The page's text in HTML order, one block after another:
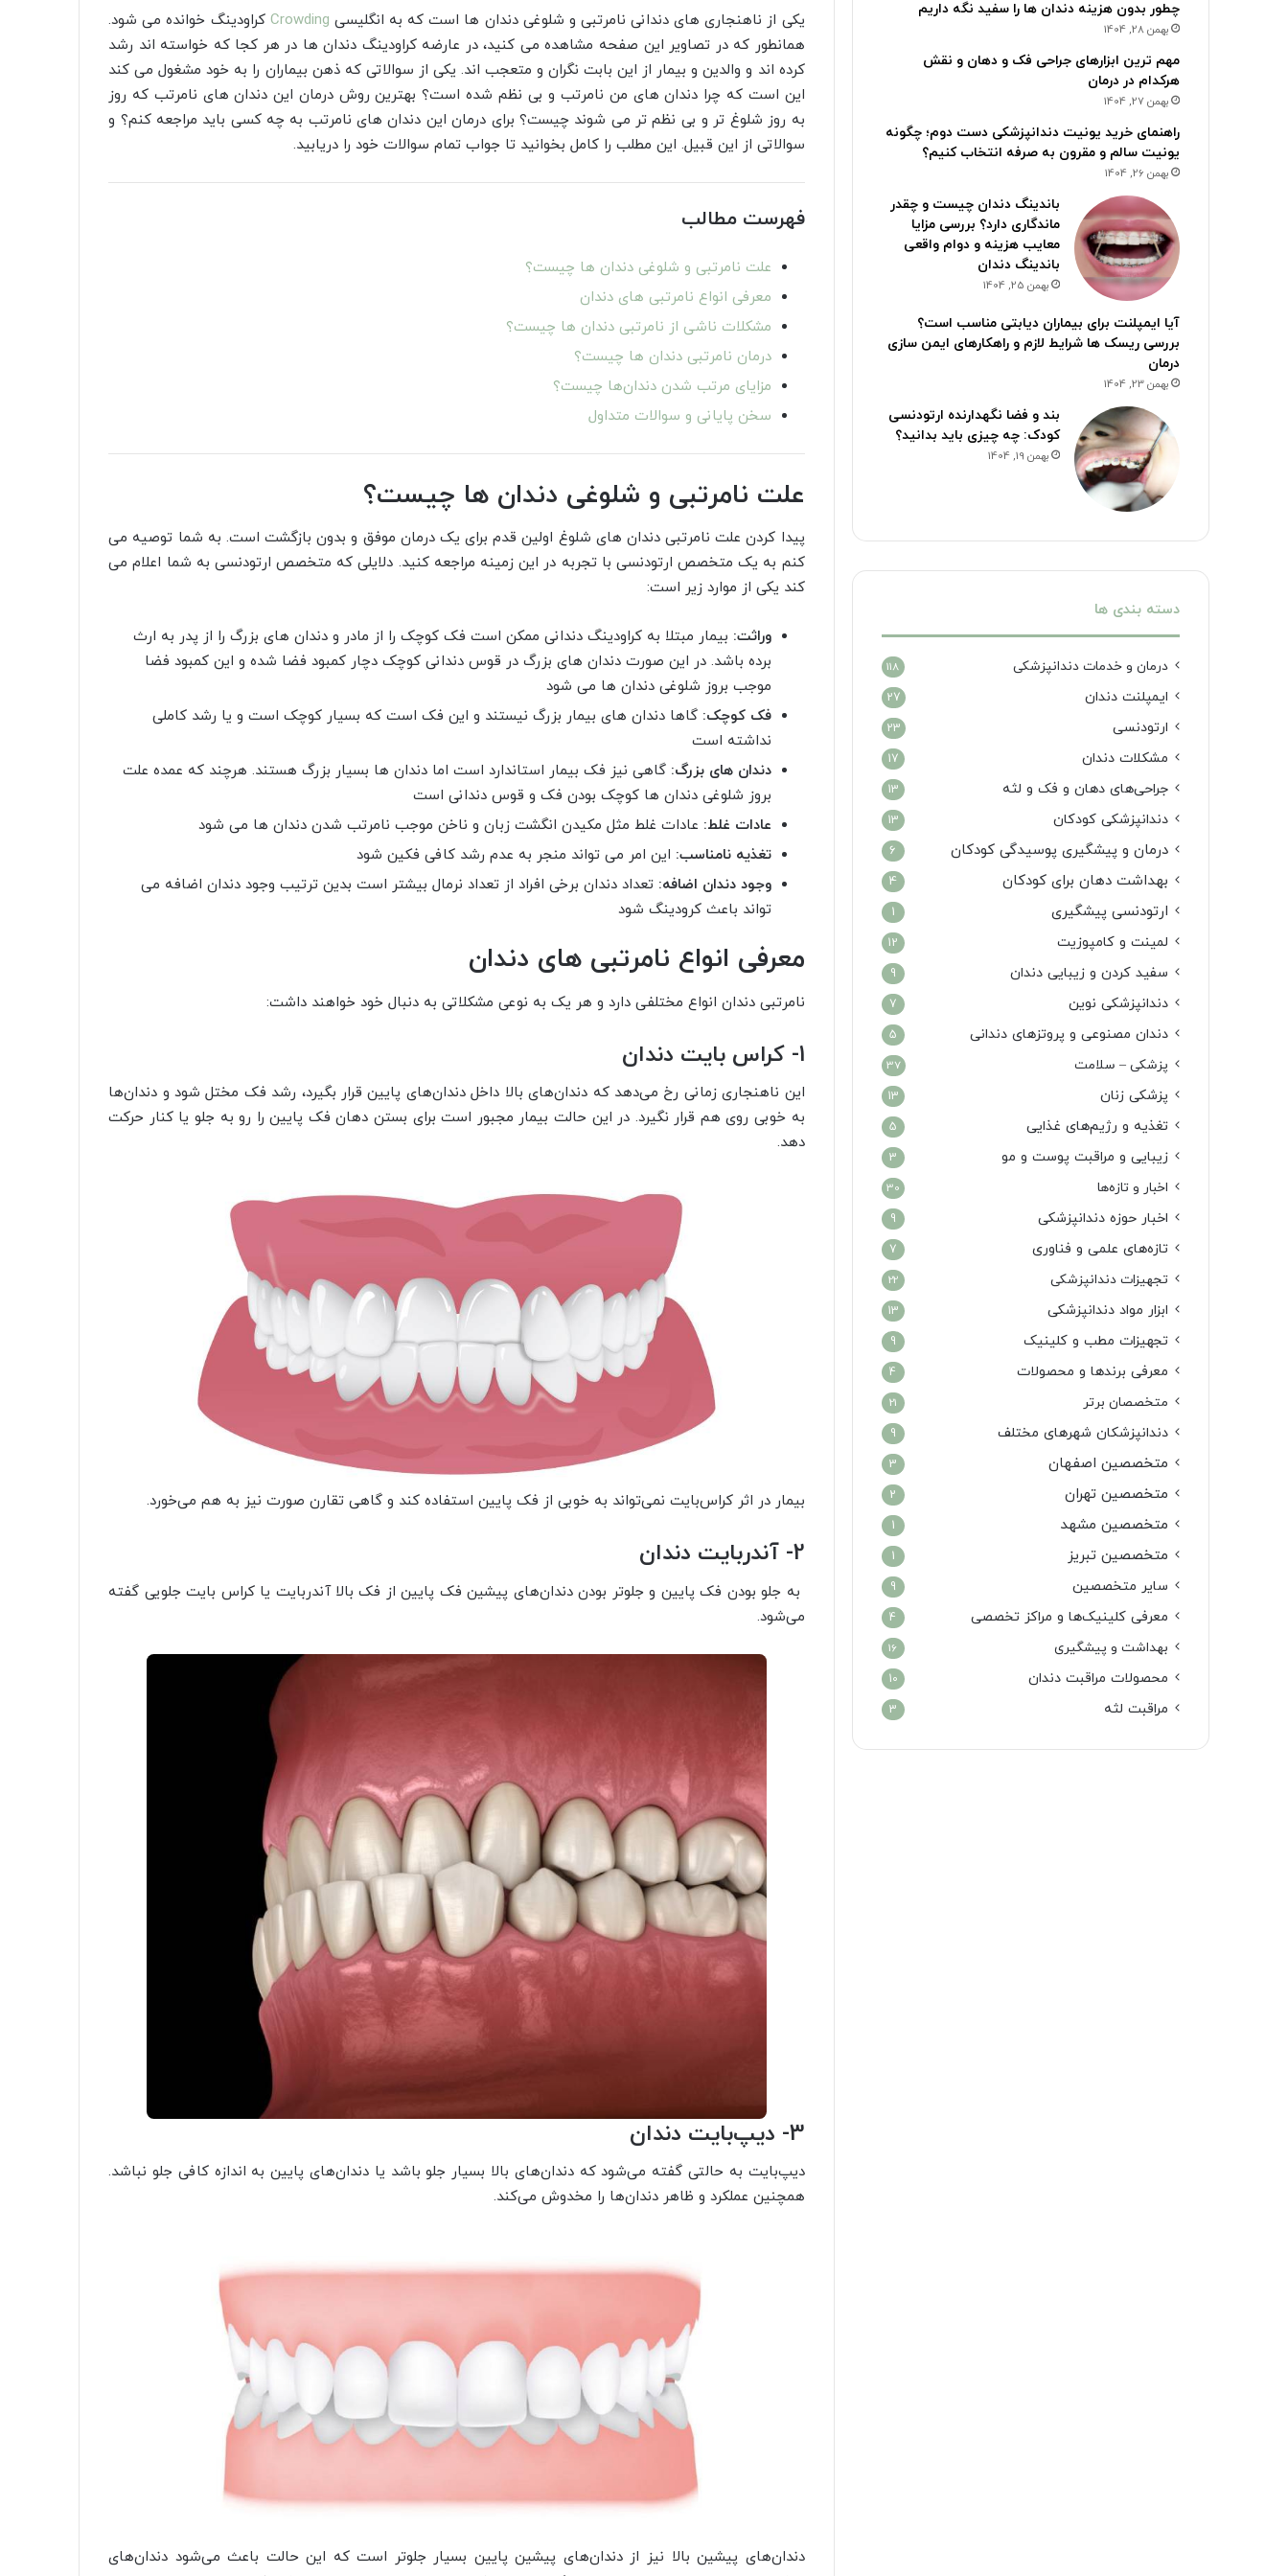
یکی از ناهنجاری های دندانی نامرتبی و شلوغی دندان ها است که به انگلیسی Crowding کراودینگ خوانده می شود.
همانطور که در تصاویر این صفحه مشاهده می کنید، در عارضه کراودینگ دندان ها در هر کجا که خواسته اند رشد
کرده اند و والدین و بیمار از این بابت نگران و متعجب اند. یکی از سوالاتی که ذهن بیماران را به خود مشغول می کند
این است که چرا دندان های من نامرتب و بی نظم شده است؟ بهترین روش درمان این دندان های نامرتب که روز
به روز شلوغ تر و بی نظم تر می شوند چیست؟ برای درمان این دندان های نامرتب به چه کسی باید مراجعه کنم؟ و
سوالاتی از این قبیل. این مطلب را کامل بخوانید تا جواب تمام سوالات خود را دریابید.
فهرست مطالب
علت نامرتبی و شلوغی دندان ها چیست؟
معرفی انواع نامرتبی های دندان
مشکلات ناشی از نامرتبی دندان ها چیست؟
درمان نامرتبی دندان ها چیست؟
مزایای مرتب شدن دندان‌ها چیست؟
سخن پایانی و سوالات متداول
علت نامرتبی و شلوغی دندان ها چیست؟
پیدا کردن علت نامرتبی دندان های شلوغ اولین قدم برای یک درمان موفق و بدون بازگشت است. به شما توصیه می
کنم به یک متخصص ارتودنسی با تجربه در این زمینه مراجعه کنید. دلایلی که متخصص ارتودنسی به شما اعلام می
کند یکی از موارد زیر است:
وراثت: بیمار مبتلا به کراودینگ دندانی ممکن است فک کوچک را از مادر و دندان های بزرگ را از پدر به ارث
برده باشد. در این صورت دندان های بزرگ در قوس دندانی کوچک دچار کمبود فضا شده و این کمبود فضا
موجب بروز شلوغی دندان ها می شود
فک کوچک: گاها دندان های بیمار بزرگ نیستند و این فک است که بسیار کوچک است و یا رشد کاملی
نداشته است
دندان های بزرگ:گاهی نیز فک بیمار استاندارد است اما دندان ها بسیار بزرگ هستند. هرچند که عمده علت
بروز شلوغی دندان ها کوچک بودن فک و قوس دندانی است
عادات غلط: عادات غلط مثل مکیدن انگشت زبان و ناخن موجب نامرتب شدن دندان ها می شود
تغذیه نامناسب: این امر می تواند منجر به عدم رشد کافی فکین شود
وجود دندان اضافه: تعداد دندان برخی افراد از تعداد نرمال بیشتر است بدین ترتیب وجود دندان اضافه می
تواند باعث کرودینگ شود
معرفی انواع نامرتبی های دندان
نامرتبی دندان انواع مختلفی دارد و هر یک به نوعی مشکلاتی به دنبال خود خواهند داشت:
1- کراس بایت دندان
این ناهنجاری زمانی رخ می‌دهد که دندان‌های بالا داخل دندان‌های پایین قرار بگیرد، رشد فک مختل شود و دندان‌ها
به خوبی روی هم قرار نگیرد. در این حالت بیمار مجبور است برای بستن دهان فک پایین را رو به جلو یا کنار حرکت
دهد.
بیمار در اثر کراس‌بایت نمی‌تواند به خوبی از فک پایین استفاده کند و گاهی تقارن صورت نیز به هم می‌خورد.
2- آندربایت دندان
به جلو بودن فک پایین و جلوتر بودن دندان‌های پیشین فک پایین از فک بالا آندربایت یا کراس بایت جلویی گفته
می‌شود.
3- دیپ‌بایت دندان
دیپ‌بایت به حالتی گفته می‌شود که دندان‌های بالا بسیار جلو باشد یا دندان‌های پایین به اندازه کافی جلو نباشد.
همچنین عملکرد و ظاهر دندان‌ها را مخدوش می‌کند.
دندان‌های پیشین بالا نیز از دندان‌های پیشین پایین بسیار جلوتر است که این حالت باعث می‌شود دندان‌های
چطور بدون هزینه دندان ها را سفید نگه داریم
بهمن 28, 1404
مهم ترین ابزارهای جراحی فک و دهان و نقش
هرکدام در درمان
بهمن 27, 1404
راهنمای خرید یونیت دندانپزشکی دست دوم؛ چگونه
یونیت سالم و مقرون به صرفه انتخاب کنیم؟
بهمن 26, 1404
باندینگ دندان چیست و چقدر
ماندگاری دارد؟ بررسی مزایا
معایب هزینه و دوام واقعی
باندینگ دندان
بهمن 25, 1404
آیا ایمپلنت برای بیماران دیابتی مناسب است؟
بررسی ریسک ها شرایط لازم و راهکارهای ایمن سازی
درمان
بهمن 23, 1404
بند و فضا نگهدارنده ارتودنسی
کودک: چه چیزی باید بدانید؟
بهمن 19, 1404
دسته بندی ها
درمان‌ و خدمات دندانپزشکی 118
ایمپلنت دندان 27
ارتودنسی 23
مشکلات دندان 17
جراحی‌های دهان و فک و لثه 13
دندانپزشکی کودکان 13
درمان و پیشگیری پوسیدگی کودکان 6
بهداشت دهان برای کودکان 4
ارتودنسی پیشگیری 1
لمینت و کامپوزیت 12
سفید کردن و زیبایی دندان 9
دندانپزشکی نوین 7
دندان مصنوعی و پروتزهای دندانی 5
پزشکی – سلامت 37
پزشکی زنان 13
تغذیه و رژیم‌های غذایی 5
زیبایی و مراقبت پوست و مو 3
اخبار و تازه‌ها 30
اخبار حوزه دندانپزشکی 9
تازه‌های علمی و فناوری 7
تجهیزات دندانپزشکی 22
ابزار مواد دندانپزشکی 13
تجهیزات مطب و کلینیک 9
معرفی برندها و محصولات 4
متخصصان برتر 21
دندانپزشکان شهرهای مختلف 9
متخصصین اصفهان 3
متخصصین تهران 2
متخصصین مشهد 1
متخصصین تبریز 1
سایر متخصصین 9
معرفی کلینیک‌ها و مراکز تخصصی 4
بهداشت و پیشگیری 16
محصولات مراقبت دندان 10
مراقبت لثه 3